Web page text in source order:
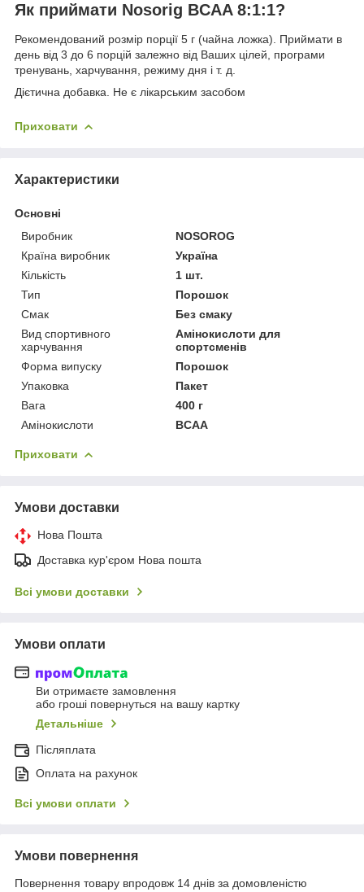
Як приймати Nosorig BCAA 8:1:1?
Рекомендований розмір порції 5 г (чайна ложка). Приймати в
день від 3 до 6 порцій залежно від Ваших цілей, програми
тренувань, харчування, режиму дня і т. д.
Дієтична добавка. Не є лікарським засобом
Приховати
Характеристики
Основні
Виробник
NOSOROG
Країна виробник
Україна
Кількість
1 шт.
Тип
Порошок
Смак
Без смаку
Вид спортивного
харчування
Амінокислоти для
спортсменів
Форма випуску
Порошок
Упаковка
Пакет
Вага
400 г
Амінокислоти
BCAA
Приховати
Умови доставки
Нова Пошта
Доставка кур'єром Нова пошта
Всі умови доставки
Умови оплати
Ви отримаєте замовлення
або гроші повернуться на вашу картку
Детальніше
Післяплата
Оплата на рахунок
Всі умови оплати
Умови повернення
Повернення товару впродовж 14 днів за домовленістю